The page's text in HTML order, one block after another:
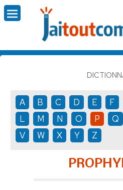
A B C D E F
L
M N O P Q
V
W X Y Z